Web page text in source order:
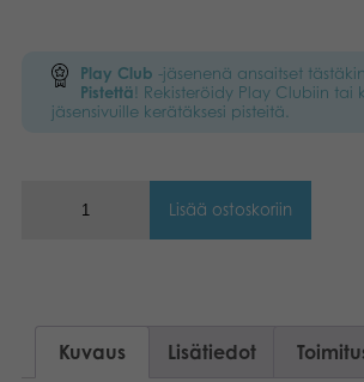
Svenska
Play Club -jäsenenä ansaitset
Pistettä! Rekisteröidy Play Clubiin tai
jäsensivuille kerätäksesi pisteitä.
Lisää ostoskoriin
Kuvaus Lisätiedot